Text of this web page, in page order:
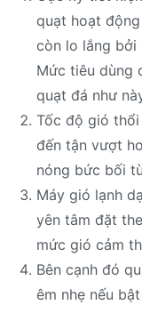
quạt hoạt
còn lo lắng bởi
Mức tiêu dùng
quạt đá như
Tốc độ gió
đến tận vượt
nóng bức bối
Máy gió lạnh
yên tâm đặt
mức gió cảm
Bên cạnh đó
êm nhẹ nếu